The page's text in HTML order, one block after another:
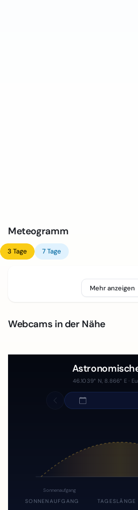
Meteogramm
3 Tage 7 Tage
Mehr anzeigen
Webcams in der Nähe
46.1039° N, 8.866° E ·
Sonnenaufgang
SONNENAUFGANG TAGESLÄNGE